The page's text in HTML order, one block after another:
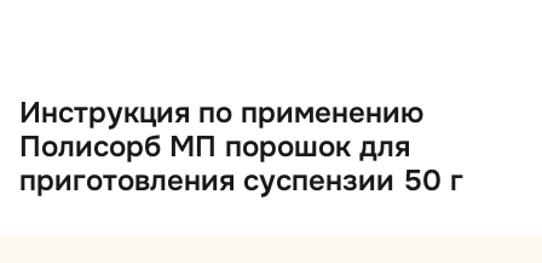
Инструкция по применению
Полисорб МП порошок для
приготовления суспензии 50 г